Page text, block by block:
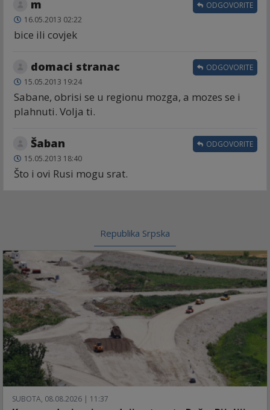
m
16.05.2013 02:22
bice ili covjek
ODGOVORITE
domaci stranac
15.05.2013 19:24
Sabane, obrisi se u regionu mozga, a mozes se i
plahnuti. Volja ti.
ODGOVORITE
Šaban
15.05.2013 18:40
Što i ovi Rusi mogu srat.
ODGOVORITE
Republika Srpska
SUBOTA, 08.08.2026 | 11:37